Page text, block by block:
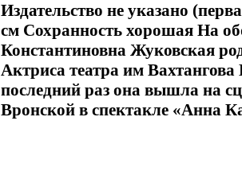
Издательство не указано
см Сохранность хорошая На
Константиновна Жуковская
Актриса театра им
последний раз она вышла на
Вронской в спектакле «Анна